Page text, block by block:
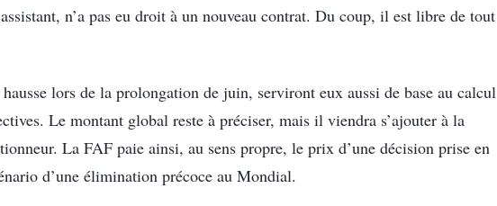
n’a pas eu droit à un nouveau contrat. Du coup, il est libre de tout
lors de la prolongation de juin, serviront eux aussi de base au calcul
Le montant global reste à préciser, mais il viendra s’ajouter à la
La FAF paie ainsi, au sens propre, le prix d’une décision prise en
d’une élimination précoce au Mondial.